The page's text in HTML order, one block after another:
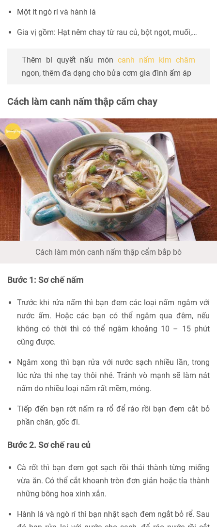
Một ít ngò rí và hành lá
Gia vị gồm: Hạt nêm chay từ rau củ, bột ngọt, muối,…
Thêm bí quyết nấu món canh nấm kim châm
ngon, thêm đa dạng cho bửa cơm gia đình ấm áp
Cách làm canh nấm thập cẩm chay
Cách làm món canh nấm thập cẩm bắp bò
Bước 1: Sơ chế nấm
Trước khi rửa nấm thì bạn đem các loại nấm ngâm với
nước ấm. Hoặc các bạn có thể ngâm qua đêm, nếu
không có thời thì có thể ngâm khoảng 10 – 15 phút
cũng được.
Ngâm xong thì bạn rửa với nước sạch nhiều lần, trong
lúc rửa thì nhẹ tay thôi nhé. Tránh vò mạnh sẽ làm nát
nấm do nhiều loại nấm rất mềm, mỏng.
Tiếp đến bạn rớt nấm ra rổ để ráo rồi bạn đem cắt bỏ
phần chân, gốc đi.
Bước 2. Sơ chế rau củ
Cà rốt thì bạn đem gọt sạch rồi thái thành từng miếng
vừa ăn. Có thể cắt khoanh tròn đơn giản hoặc tỉa thành
những bông hoa xinh xắn.
Hành lá và ngò rí thì bạn nhặt sạch đem ngắt bỏ rể. Sau